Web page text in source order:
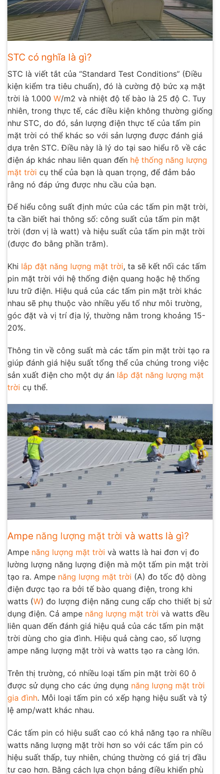
STC có nghĩa là gì?
STC là viết tắt của “Standard Test Conditions” (Điều
kiện kiểm tra tiêu chuẩn), đó là cường độ bức xạ mặt
trời là 1.000 W/m2 và nhiệt độ tế bào là 25 độ C. Tuy
nhiên, trong thực tế, các điều kiện không thường giống
như STC, do đó, sản lượng điện thực tế của tấm pin
mặt trời có thể khác so với sản lượng được đánh giá
dựa trên STC. Điều này là lý do tại sao hiểu rõ về các
điện áp khác nhau liên quan đến hệ thống năng lượng
mặt trời cụ thể của bạn là quan trọng, để đảm bảo
rằng nó đáp ứng được nhu cầu của bạn.
Để hiểu công suất định mức của các tấm pin mặt trời,
ta cần biết hai thông số: công suất của tấm pin mặt
trời (đơn vị là watt) và hiệu suất của tấm pin mặt trời
(được đo bằng phần trăm).
Khi lắp đặt năng lượng mặt trời, ta sẽ kết nối các tấm
pin mặt trời với hệ thống điện quang hoặc hệ thống
lưu trữ điện. Hiệu quả của các tấm pin mặt trời khác
nhau sẽ phụ thuộc vào nhiều yếu tố như môi trường,
góc đặt và vị trí địa lý, thường nằm trong khoảng 15-
20%.
Thông tin về công suất mà các tấm pin mặt trời tạo ra
giúp đánh giá hiệu suất tổng thể của chúng trong việc
sản xuất điện cho một dự án lắp đặt năng lượng mặt
trời cụ thể.
Ampe năng lượng mặt trời và watts là gì?
Ampe năng lượng mặt trời và watts là hai đơn vị đo
lường lượng năng lượng điện mà một tấm pin mặt trời
tạo ra. Ampe năng lượng mặt trời (A) đo tốc độ dòng
điện được tạo ra bởi tế bào quang điện, trong khi
watts (W) đo lượng điện năng cung cấp cho thiết bị sử
dụng điện. Cả ampe năng lượng mặt trời và watts đều
liên quan đến đánh giá hiệu quả của các tấm pin mặt
trời dùng cho gia đình. Hiệu quả càng cao, số lượng
ampe năng lượng mặt trời và watts tạo ra càng lớn.
Trên thị trường, có nhiều loại tấm pin mặt trời 60 ô
được sử dụng cho các ứng dụng năng lượng mặt trời
gia đình. Mỗi loại tấm pin có xếp hạng hiệu suất và tỷ
lệ amp/watt khác nhau.
Các tấm pin có hiệu suất cao có khả năng tạo ra nhiều
watts năng lượng mặt trời hơn so với các tấm pin có
hiệu suất thấp, tuy nhiên, chúng thường có giá trị đầu
tư cao hơn. Bằng cách lựa chọn bảng điều khiển phù